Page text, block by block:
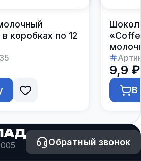
коробках по 12
9,9 ₽
В
Обратный звонок